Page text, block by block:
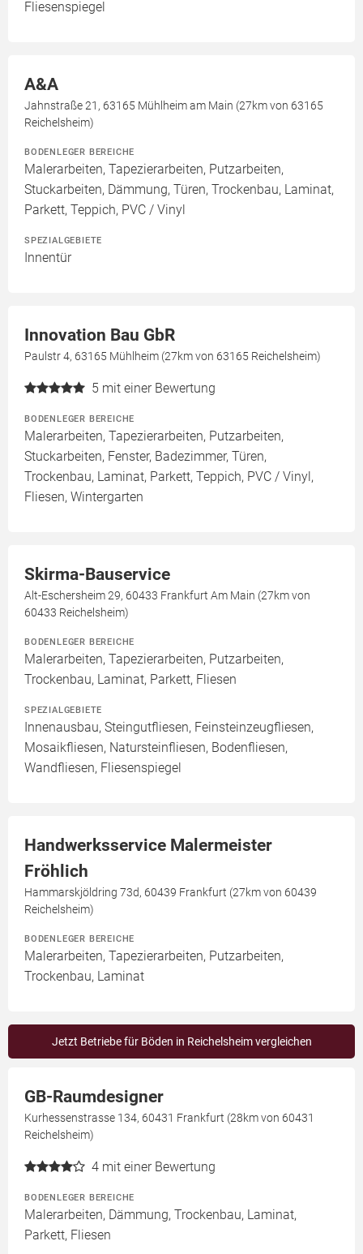
Fliesenspiegel
A&A
Jahnstraße 21, 63165 Mühlheim am Main (27km von 63165
Reichelsheim)
BODENLEGER BEREICHE
Malerarbeiten, Tapezierarbeiten, Putzarbeiten,
Stuckarbeiten, Dämmung, Türen, Trockenbau, Laminat,
Parkett, Teppich, PVC / Vinyl
SPEZIALGEBIETE
Innentür
Innovation Bau GbR
Paulstr 4, 63165 Mühlheim (27km von 63165 Reichelsheim)
5 mit einer Bewertung
BODENLEGER BEREICHE
Malerarbeiten, Tapezierarbeiten, Putzarbeiten,
Stuckarbeiten, Fenster, Badezimmer, Türen,
Trockenbau, Laminat, Parkett, Teppich, PVC / Vinyl,
Fliesen, Wintergarten
Skirma-Bauservice
Alt-Eschersheim 29, 60433 Frankfurt Am Main (27km von
60433 Reichelsheim)
BODENLEGER BEREICHE
Malerarbeiten, Tapezierarbeiten, Putzarbeiten,
Trockenbau, Laminat, Parkett, Fliesen
SPEZIALGEBIETE
Innenausbau, Steingutfliesen, Feinsteinzeugfliesen,
Mosaikfliesen, Natursteinfliesen, Bodenfliesen,
Wandfliesen, Fliesenspiegel
Handwerksservice Malermeister
Fröhlich
Hammarskjöldring 73d, 60439 Frankfurt (27km von 60439
Reichelsheim)
BODENLEGER BEREICHE
Malerarbeiten, Tapezierarbeiten, Putzarbeiten,
Trockenbau, Laminat
Jetzt Betriebe für Böden in Reichelsheim vergleichen
GB-Raumdesigner
Kurhessenstrasse 134, 60431 Frankfurt (28km von 60431
Reichelsheim)
4 mit einer Bewertung
BODENLEGER BEREICHE
Malerarbeiten, Dämmung, Trockenbau, Laminat,
Parkett, Fliesen